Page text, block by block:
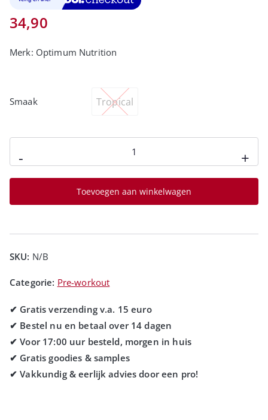
34,90
Merk: Optimum Nutrition
Smaak Tropical
- +
Toevoegen aan winkelwagen
SKU: N/B
Categorie: Pre-workout